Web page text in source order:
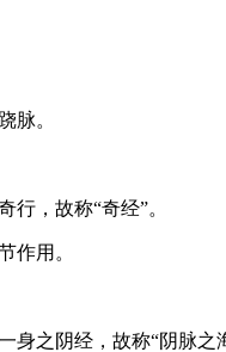
脉。
，故称“奇经”。
作用。
之阴经，故称“阴脉之